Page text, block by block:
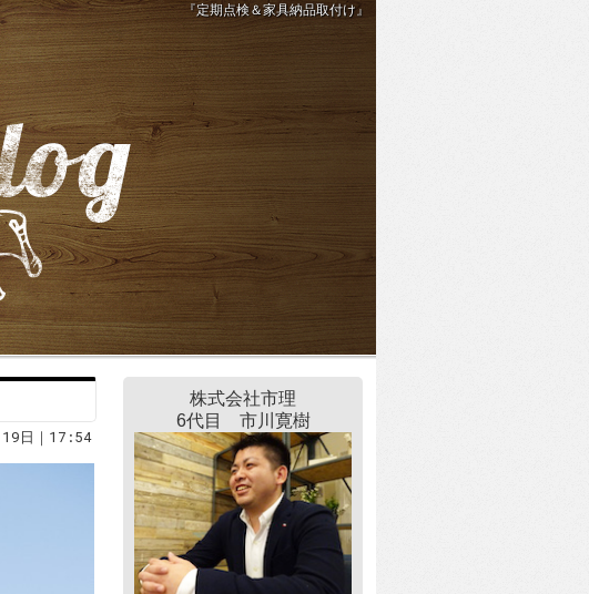
『定期点検＆家具納品取付け』
日｜17:54
株式会社市理
6代目 市川寛樹